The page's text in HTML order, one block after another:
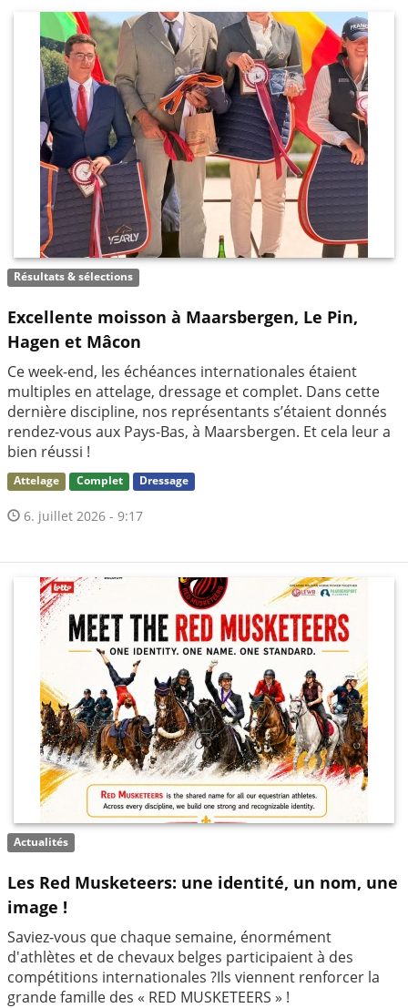
Résultats & sélections
Excellente moisson à Maarsbergen, Le Pin,
Hagen et Mâcon
Ce week-end, les échéances internationales étaient
multiples en attelage, dressage et complet. Dans cette
dernière discipline, nos représentants s’étaient donnés
rendez-vous aux Pays-Bas, à Maarsbergen. Et cela leur a
bien réussi !
Attelage Complet Dressage
6. juillet 2026 - 9:17
Actualités
Les Red Musketeers: une identité, un nom, une
image !
Saviez-vous que chaque semaine, énormément
d'athlètes et de chevaux belges participaient à des
compétitions internationales ?Ils viennent renforcer la
grande famille des « RED MUSKETEERS » !